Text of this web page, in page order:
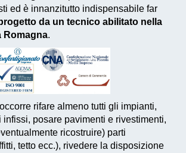
ed è innanzitutto indispensabile far
da un tecnico abilitato nella
Romagna.
rifare almeno tutti gli impianti,
infissi, posare pavimenti e rivestimenti,
ricostruire) parti
tetto ecc.), rivedere la disposizione